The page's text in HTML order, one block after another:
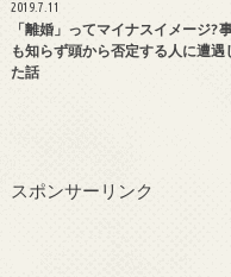
2019.7.11
「離婚」ってマイナスイメージ?
も知らず頭から否定する人に遭遇
た話
スポンサーリンク